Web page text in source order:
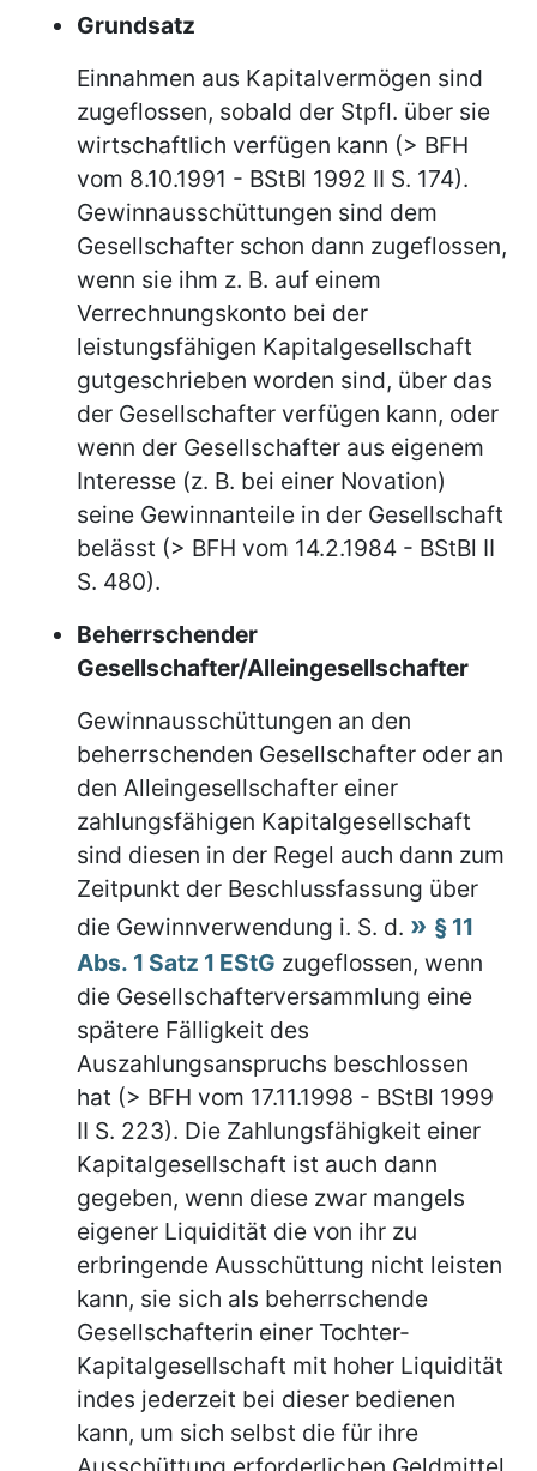
Grundsatz
Einnahmen aus Kapitalvermögen sind
zugeflossen, sobald der Stpfl. über sie
wirtschaftlich verfügen kann (> BFH
vom 8.10.1991 - BStBl 1992 II S. 174).
Gewinnausschüttungen sind dem
Gesellschafter schon dann zugeflossen,
wenn sie ihm z. B. auf einem
Verrechnungskonto bei der
leistungsfähigen Kapitalgesellschaft
gutgeschrieben worden sind, über das
der Gesellschafter verfügen kann, oder
wenn der Gesellschafter aus eigenem
Interesse (z. B. bei einer Novation)
seine Gewinnanteile in der Gesellschaft
belässt (> BFH vom 14.2.1984 - BStBl II
S. 480).
Beherrschender
Gesellschafter/Alleingesellschafter
Gewinnausschüttungen an den
beherrschenden Gesellschafter oder an
den Alleingesellschafter einer
zahlungsfähigen Kapitalgesellschaft
sind diesen in der Regel auch dann zum
Zeitpunkt der Beschlussfassung über
die Gewinnverwendung i. S. d.
§ 11
Abs. 1 Satz 1 EStG zugeflossen, wenn
die Gesellschafterversammlung eine
spätere Fälligkeit des
Auszahlungsanspruchs beschlossen
hat (> BFH vom 17.11.1998 - BStBl 1999
II S. 223). Die Zahlungsfähigkeit einer
Kapitalgesellschaft ist auch dann
gegeben, wenn diese zwar mangels
eigener Liquidität die von ihr zu
erbringende Ausschüttung nicht leisten
kann, sie sich als beherrschende
Gesellschafterin einer Tochter-
Kapitalgesellschaft mit hoher Liquidität
indes jederzeit bei dieser bedienen
kann, um sich selbst die für ihre